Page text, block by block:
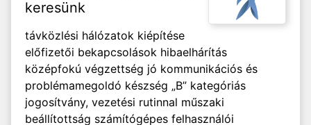
keresünk
távközlési hálózatok kiépítése
előfizetői bekapcsolások hibaelhárítás
középfokú végzettség jó kommunikációs és
problémamegoldó készség „B” kategóriás
jogosítvány, vezetési rutinnal műszaki
beállítottság számítógépes felhasználói